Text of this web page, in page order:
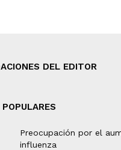
DEL EDITOR
Preocupación por el
influenza